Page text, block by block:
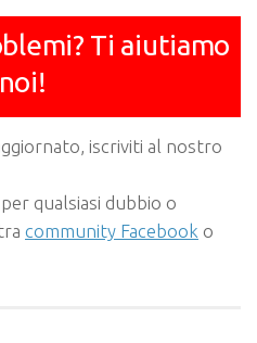
Ti aiutiamo
noi!
iscriviti al nostro
qualsiasi dubbio o
community Facebook o